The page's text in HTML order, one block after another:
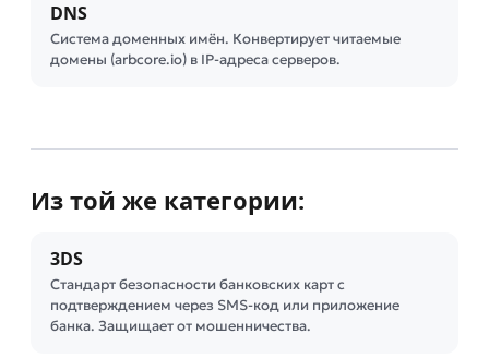
DNS
Система доменных имён. Конвертирует читаемые
домены (arbcore.io) в IP-адреса серверов.
Из той же категории:
3DS
Стандарт безопасности банковских карт с
подтверждением через SMS-код или приложение
банка. Защищает от мошенничества.